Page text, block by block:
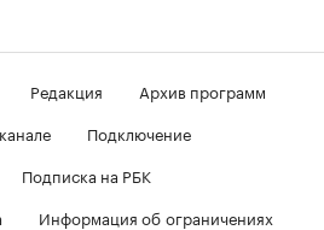
Редакция
Архив программ
Подключение
Подписка на РБК
Информация об ограничениях